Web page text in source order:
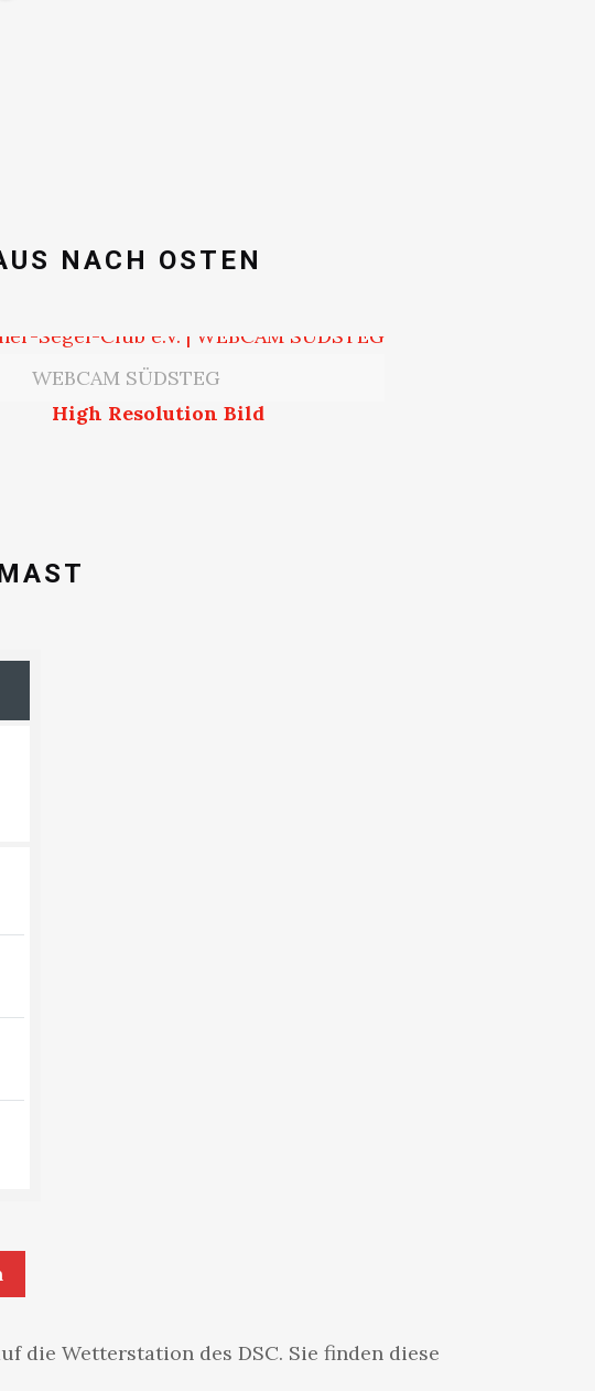
NACH OSTEN
WEBCAM SÜDSTEG
High Resolution Bild
die Wetterstation des DSC. Sie finden diese